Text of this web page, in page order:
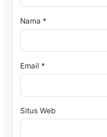
Nama *
Email *
Situs Web